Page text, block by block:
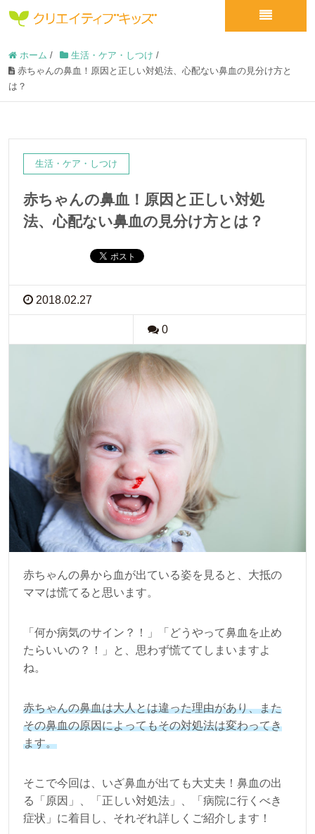
ホーム / 生活・ケア・しつけ /
赤ちゃんの鼻血！原因と正しい対処法、心配ない鼻血の見分け方と
は？
生活・ケア・しつけ
赤ちゃんの鼻血！原因と正しい対処
法、心配ない鼻血の見分け方とは？
2018.02.27
0
赤ちゃんの鼻から血が出ている姿を見ると、大抵の
ママは慌てると思います。
「何か病気のサイン？！」「どうやって鼻血を止め
たらいいの？！」と、思わず慌ててしまいますよ
ね。
赤ちゃんの鼻血は大人とは違った理由があり、また
その鼻血の原因によってもその対処法は変わってき
ます。
そこで今回は、いざ鼻血が出ても大丈夫！鼻血の出
る「原因」、「正しい対処法」、「病院に行くべき
症状」に着目し、それぞれ詳しくご紹介します！